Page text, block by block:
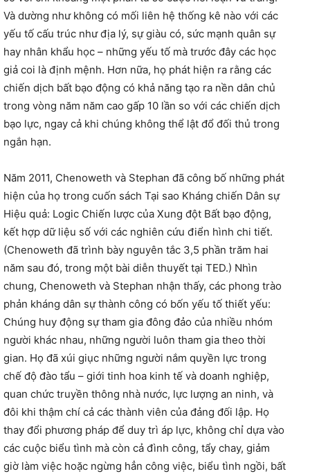
Và dường như không có mối liên hệ thống kê nào với các
yếu tố cấu trúc như địa lý, sự giàu có, sức mạnh quân sự
hay nhân khẩu học – những yếu tố mà trước đây các học
giả coi là định mệnh. Hơn nữa, họ phát hiện ra rằng các
chiến dịch bất bạo động có khả năng tạo ra nền dân chủ
trong vòng năm năm cao gấp 10 lần so với các chiến dịch
bạo lực, ngay cả khi chúng không thể lật đổ đối thủ trong
ngắn hạn.
Năm 2011, Chenoweth và Stephan đã công bố những phát
hiện của họ trong cuốn sách Tại sao Kháng chiến Dân sự
Hiệu quả: Logic Chiến lược của Xung đột Bất bạo động,
kết hợp dữ liệu số với các nghiên cứu điển hình chi tiết.
(Chenoweth đã trình bày nguyên tắc 3,5 phần trăm hai
năm sau đó, trong một bài diễn thuyết tại TED.) Nhìn
chung, Chenoweth và Stephan nhận thấy, các phong trào
phản kháng dân sự thành công có bốn yếu tố thiết yếu:
Chúng huy động sự tham gia đông đảo của nhiều nhóm
người khác nhau, những người luôn tham gia theo thời
gian. Họ đã xúi giục những người nắm quyền lực trong
chế độ đào tẩu – giới tinh hoa kinh tế và doanh nghiệp,
quan chức truyền thông nhà nước, lực lượng an ninh, và
đôi khi thậm chí cả các thành viên của đảng đối lập. Họ
thay đổi phương pháp để duy trì áp lực, không chỉ dựa vào
các cuộc biểu tình mà còn cả đình công, tẩy chay, giảm
giờ làm việc hoặc ngừng hẳn công việc, biểu tình ngồi, bất